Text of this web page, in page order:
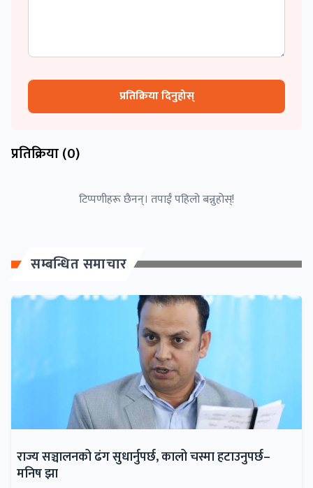
प्रतिक्रिया दिनुहोस्
प्रतिक्रिया (0)
टिप्पणीहरू छैनन्। तपाईं पहिलो बन्नुहोस्!
सम्बन्धित समाचार
राज्य सञ्चालनको ढंग सुधार्नुपर्छ, कालो चस्मा हटाउनुपर्छ–
मनिष झा